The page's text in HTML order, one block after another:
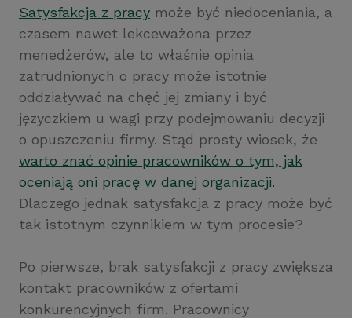
Satysfakcja z pracy może być niedoceniania, a
czasem nawet lekceważona przez
menedżerów, ale to właśnie opinia
zatrudnionych o pracy może istotnie
oddziaływać na chęć jej zmiany i być
języczkiem u wagi przy podejmowaniu decyzji
o opuszczeniu firmy. Stąd prosty wiosek, że
warto znać opinie pracowników o tym, jak
oceniają oni pracę w danej organizacji.
Dlaczego jednak satysfakcja z pracy może być
tak istotnym czynnikiem w tym procesie?
Po pierwsze, brak satysfakcji z pracy zwiększa
kontakt pracowników z ofertami
konkurencyjnych firm. Pracownicy